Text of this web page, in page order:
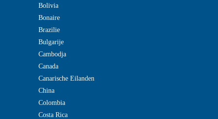
Bolivia
Bonaire
Brazilie
Bulgarije
Cambodja
Canada
Canarische Eilanden
China
Colombia
Costa Rica